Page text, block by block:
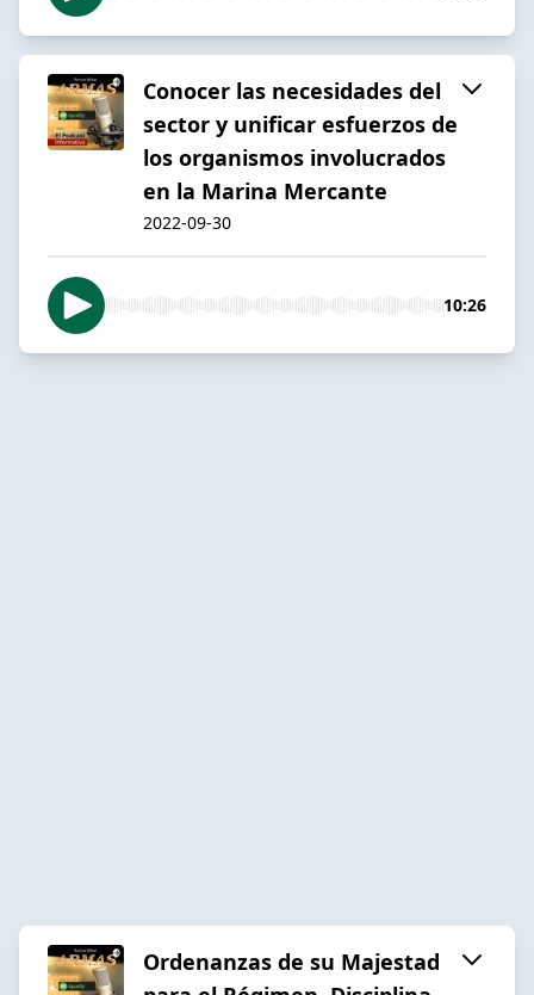
Conocer las necesidades del
sector y unificar esfuerzos de
los organismos involucrados
en la Marina Mercante
2022-09-30
10:26
Ordenanzas de su Majestad